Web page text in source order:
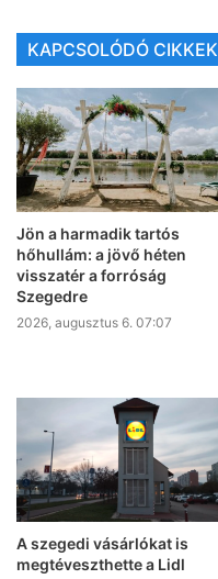
KAPCSOLÓDÓ CIKKEK
Jön a harmadik tartós
hőhullám: a jövő héten
visszatér a forróság
Szegedre
2026, augusztus 6. 07:07
A szegedi vásárlókat is
megtéveszthette a Lidl